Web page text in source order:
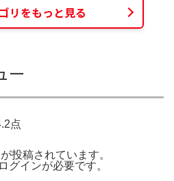
リをもっと見る
ー
点
投稿されています。
ログインが必要です。